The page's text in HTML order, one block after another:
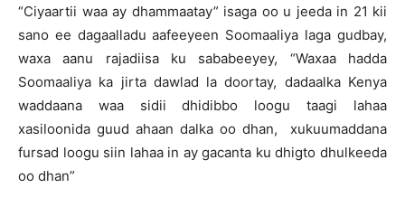
“Ciyaartii waa ay dhammaatay” isaga oo u jeeda in 21 kii
sano ee dagaalladu aafeeyeen Soomaaliya laga gudbay,
waxa aanu rajadiisa ku sababeeyey, “Waxaa hadda
Soomaaliya ka jirta dawlad la doortay, dadaalka Kenya
waddaana waa sidii dhidibbo loogu taagi lahaa
xasiloonida guud ahaan dalka oo dhan, xukuumaddana
fursad loogu siin lahaa in ay gacanta ku dhigto dhulkeeda
oo dhan”